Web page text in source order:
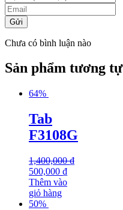
Gửi
Chưa có bình luận nào
Sản phẩm tương tự
64%
Tab
F3108G
1,400,000₫
500,000 ₫
Thêm vào
giỏ hàng
50%